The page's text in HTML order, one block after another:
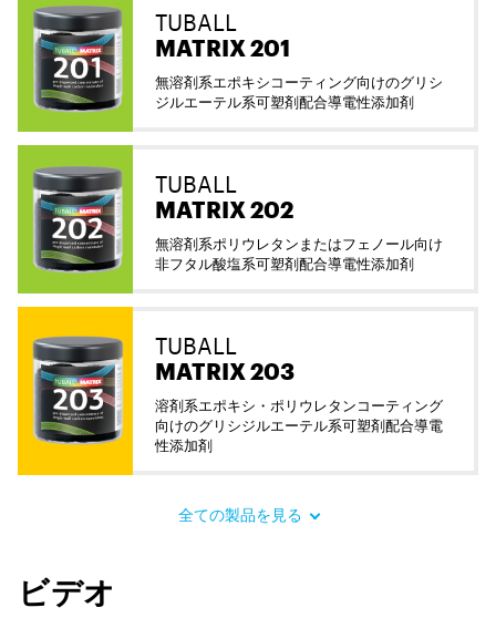
TUBALL
MATRIX 201
無溶剤系エポキシコーティング向けのグリシ
ジルエーテル系可塑剤配合導電性添加剤
TUBALL
MATRIX 202
無溶剤系ポリウレタンまたはフェノール向け
非フタル酸塩系可塑剤配合導電性添加剤
TUBALL
MATRIX 203
溶剤系エポキシ・ポリウレタンコーティング
向けのグリシジルエーテル系可塑剤配合導電
性添加剤
全ての製品を見る
ビデオ